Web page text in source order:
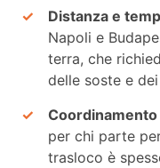
Distanza e
Napoli e
terra, che
delle soste e
per chi parte
trasloco è